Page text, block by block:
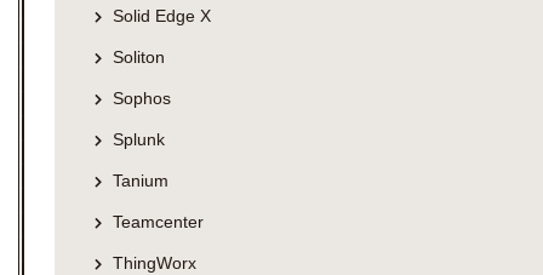
Solid Edge X
Soliton
Sophos
Splunk
Tanium
Teamcenter
ThingWorx